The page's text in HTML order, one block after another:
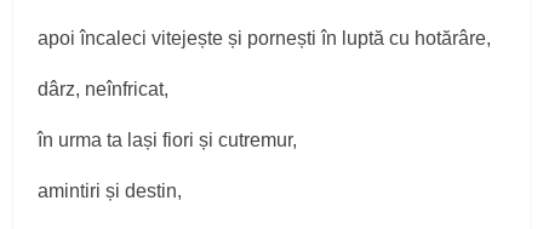
apoi încaleci vitejește și pornești în luptă cu hotărâre,
dârz, neînfricat,
în urma ta lași fiori și cutremur,
amintiri și destin,